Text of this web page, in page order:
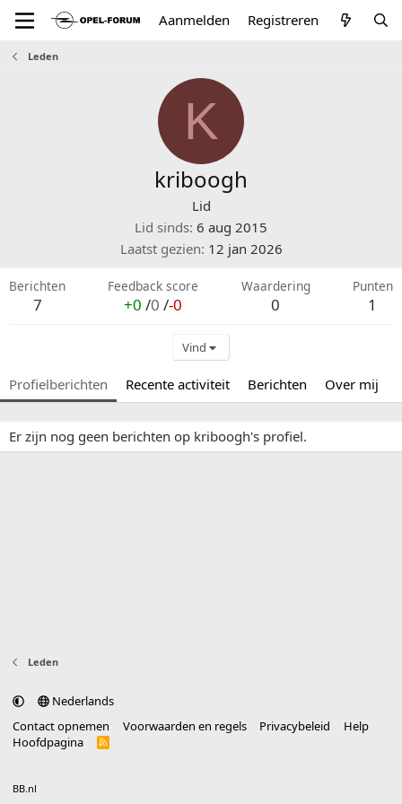
Aanmelden Registreren
Leden
K
kriboogh
Lid
Lid sinds 6 aug 2015
Laatst gezien 12 jan 2026
Berichten
7
Feedback score
+0 /0 /-0
Waardering
0
Punten
1
Vind
Profielberichten Recente activiteit Berichten Over mij
Er zijn nog geen berichten op kriboogh's profiel.
Leden
Nederlands
Contact opnemen
Voorwaarden en regels Privacybeleid
Help
Hoofdpagina
R
BB.nl